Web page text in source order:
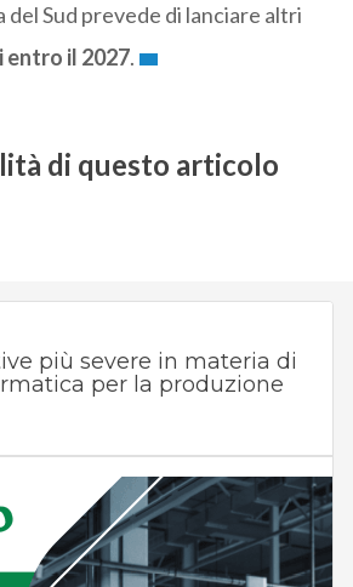
del Sud prevede di lanciare altri
il 2027.
di questo articolo
più severe in materia di
per la produzione